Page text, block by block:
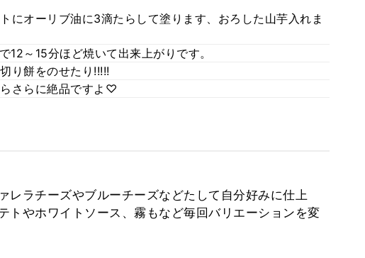
にオーリブ油に3滴たらして塗ります、おろした山芋入れま
～15分ほど焼いて出来上がりです。
り餅をのせたり!!!!!
さらに絶品ですよ♡
レラチーズやブルーチーズなどたして自分好みに仕上
トやホワイトソース、霧もなど毎回バリエーションを変